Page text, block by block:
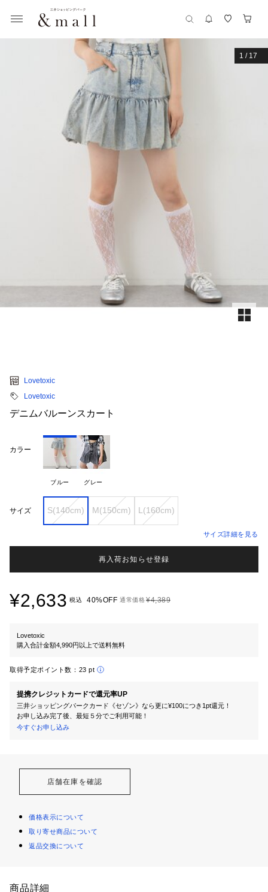
1 / 17
Lovetoxic
Lovetoxic
デニムバルーンスカート
カラー
ブルー グレー
サイズ S(140cm) M(150cm) L(160cm)
サイズ詳細を見る
再入荷お知らせ登録
¥2,633 税込 40%OFF 通常価格¥4,389
Lovetoxic
購入合計金額4,990円以上で送料無料
取得予定ポイント数： 23 pt
提携クレジットカードで還元率UP
三井ショッピングパークカード《セゾン》なら更に¥100につき1pt還元！
お申し込み完了後、最短５分でご利用可能！
今すぐお申し込み
店舗在庫を確認
価格表示について
取り寄せ商品について
返品交換について
商品詳細